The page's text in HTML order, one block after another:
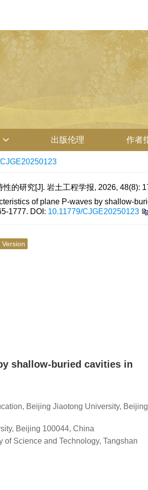
出版伦理 作者
的研究[J]. 岩土工程学报, 2026, 48(8):
of plane P-waves by shallow-
1777. DOI: 10.11779/CJGE20250123
Version
shallow-buried cavities in
Beijing Jiaotong University, Beijing
Beijing 100044, China
Science and Technology, Tangshan